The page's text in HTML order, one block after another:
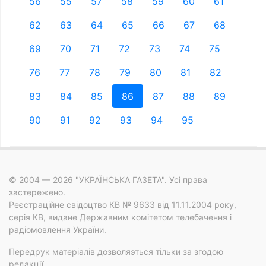
62
63 64 65 66 67
68
69
70 71 72 73 74
75
76
77 78 79 80 81
82
83
84 85 86 87 88
89
90
91 92 93 94 95
© 2004 — 2026 "УКРАЇНСЬКА ГАЗЕТА". Усі права
застережено.
Реєстраційне свідоцтво КВ № 9633 від 11.11.2004 року,
серія КВ, видане Державним комітетом телебачення і
радіомовлення України.
Передрук матеріалів дозволяэться тільки за згодою
редакції.